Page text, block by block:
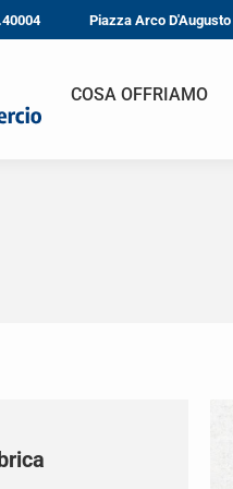
Piazza Arco
COSA OFFRIAMO